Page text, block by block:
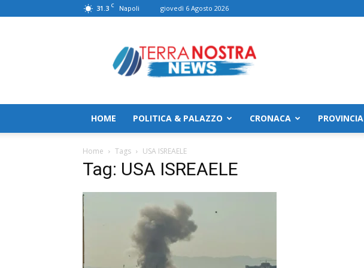
31.3 C Napoli giovedì 6 Agosto 2026
HOME POLITICA & PALAZZO CRONACA PROVINCIA
Home Tags USA ISREAELE
Tag: USA ISREAELE